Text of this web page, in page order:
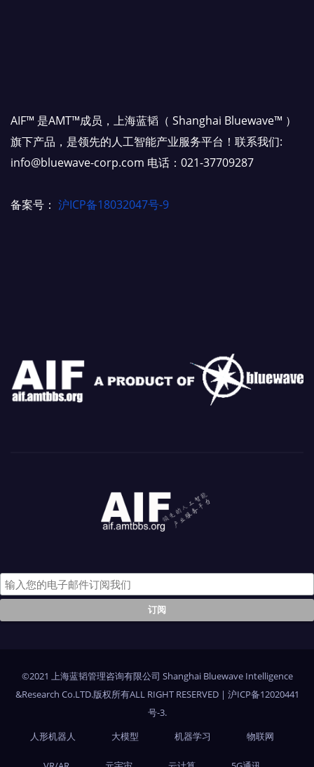
AIF™ 是AMT™成员，上海蓝韬（ Shanghai Bluewave™ ）
旗下产品，是领先的人工智能产业服务平台！联系我们:
info@bluewave-corp.com 电话：021-37709287
备案号： 沪ICP备18032047号-9
©2021 上海蓝韬管理咨询有限公司 Shanghai Bluewave Intelligence
&Research Co.LTD.版权所有ALL RIGHT RESERVED | 沪ICP备12020441
号-3.
人形机器人
大模型 机器学习 物联网